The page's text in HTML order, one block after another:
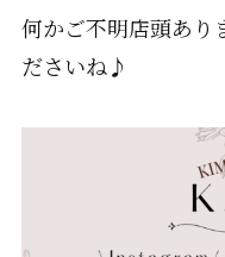
何かご不明店頭あり
ださいね♪